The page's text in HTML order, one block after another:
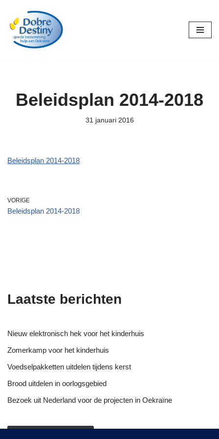
Ga
naar
Beleidsplan 2014-2018
31 januari 2016
Beleidsplan 2014-2018
VORIGE
Beleidsplan 2014-2018
Laatste berichten
Nieuw elektronisch hek voor het kinderhuis
Zomerkamp voor het kinderhuis
Voedselpakketten uitdelen tijdens kerst
Brood uitdelen in oorlogsgebied
Bezoek uit Nederland voor de projecten in Oekraïne